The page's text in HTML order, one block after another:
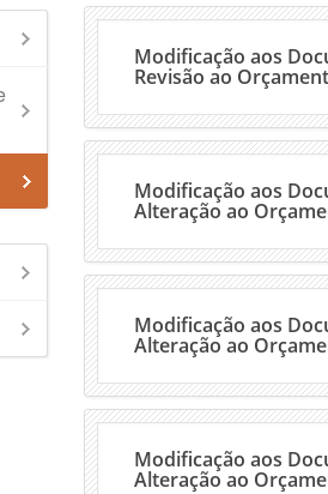
Modificação aos
Revisão ao
Modificação aos
Alteração ao
Modificação aos
Alteração ao
Modificação aos
Alteração ao